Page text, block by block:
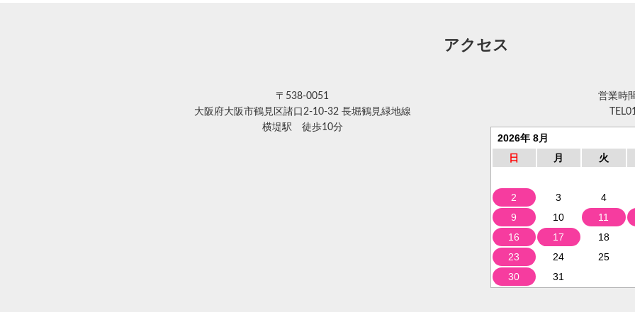
アクセス
〒538-0051
大阪府大阪市鶴見区諸口2-10-32 長堀鶴見緑地線
横堤駅 徒歩10分
営業時
TEL
2026年 8月
日
月 火
2 3
4
9
10
11
16
17
18
23
24
25
30
31